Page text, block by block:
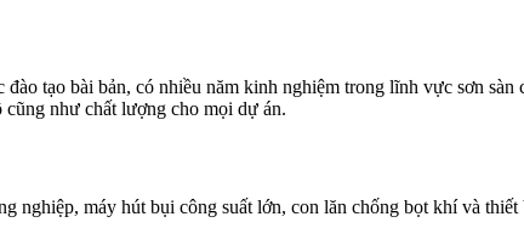
đào tạo bài bản, có nhiều năm kinh nghiệm trong lĩnh vực sơn
cũng như chất lượng cho mọi dự án.
nghiệp, máy hút bụi công suất lớn, con lăn chống bọt khí và